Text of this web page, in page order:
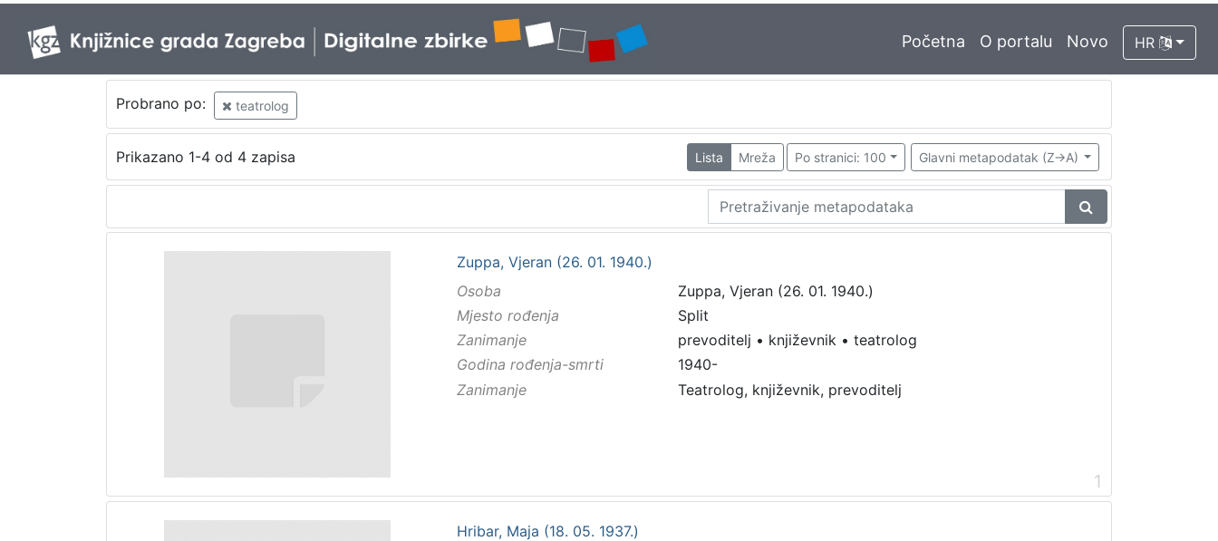
Početna O portalu Novo HR
Probrano po: teatrolog
Prikazano 1-4 od 4 zapisa Lista Mreža Po stranici: 100 Glavni metapodatak (Z->A)
Zuppa, Vjeran (26. 01. 1940.)
Osoba
Zuppa, Vjeran (26. 01. 1940.)
Mjesto rođenja
Split
Zanimanje
prevoditelj • književnik • teatrolog
Godina rođenja-smrti
1940-
Zanimanje
Teatrolog, književnik, prevoditelj
1
Hribar, Maja (18. 05. 1937.)